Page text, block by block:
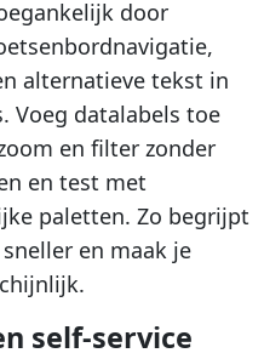
door
alternatieve tekst in
Voeg datalabels toe
en filter zonder
en test met
paletten. Zo begrijpt
en maak je
self-service